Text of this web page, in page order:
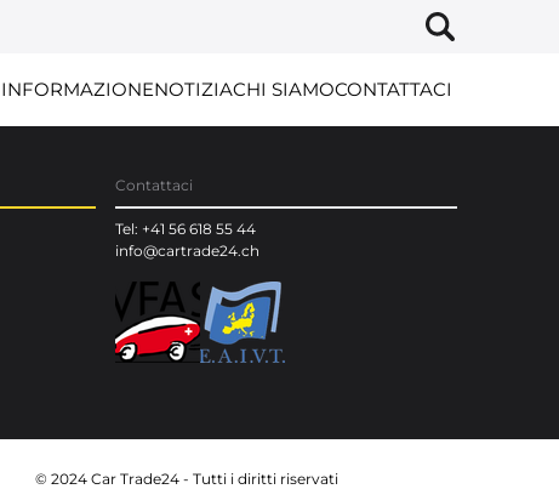
INFORMAZIONENOTIZIACHI SIAMOCONTATTACI
Contattaci
Tel: +41 56 618 55 44
info@cartrade24.ch
© 2024 Car Trade24 - Tutti i diritti riservati